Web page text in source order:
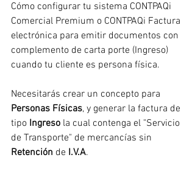
Cómo configurar tu sistema CONTPAQi
Comercial Premium o CONTPAQi Factura
electrónica para emitir documentos con
complemento de carta porte (Ingreso)
cuando tu cliente es persona física.
Necesitarás crear un concepto para
Personas Físicas, y generar la factura de
tipo Ingreso la cual contenga el "Servicio
de Transporte" de mercancías sin
Retención de I.V.A.